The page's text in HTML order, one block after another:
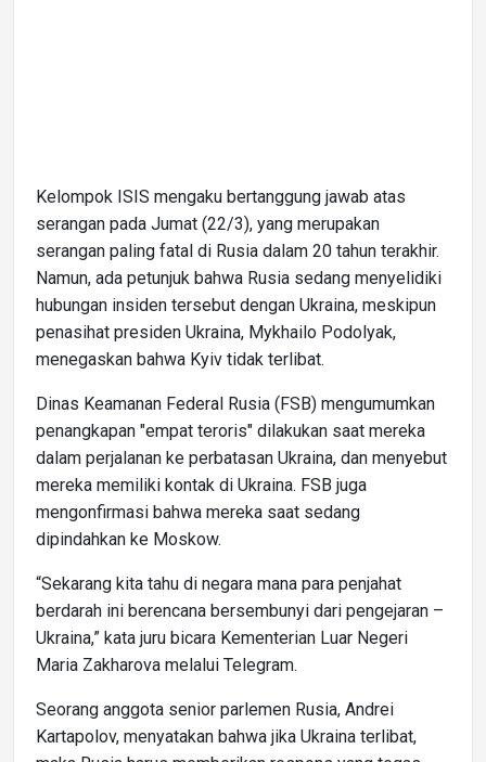
Kelompok ISIS mengaku bertanggung jawab atas
serangan pada Jumat (22/3), yang merupakan
serangan paling fatal di Rusia dalam 20 tahun terakhir.
Namun, ada petunjuk bahwa Rusia sedang menyelidiki
hubungan insiden tersebut dengan Ukraina, meskipun
penasihat presiden Ukraina, Mykhailo Podolyak,
menegaskan bahwa Kyiv tidak terlibat.
Dinas Keamanan Federal Rusia (FSB) mengumumkan
penangkapan "empat teroris" dilakukan saat mereka
dalam perjalanan ke perbatasan Ukraina, dan menyebut
mereka memiliki kontak di Ukraina. FSB juga
mengonfirmasi bahwa mereka saat sedang
dipindahkan ke Moskow.
“Sekarang kita tahu di negara mana para penjahat
berdarah ini berencana bersembunyi dari pengejaran –
Ukraina,” kata juru bicara Kementerian Luar Negeri
Maria Zakharova melalui Telegram.
Seorang anggota senior parlemen Rusia, Andrei
Kartapolov, menyatakan bahwa jika Ukraina terlibat,